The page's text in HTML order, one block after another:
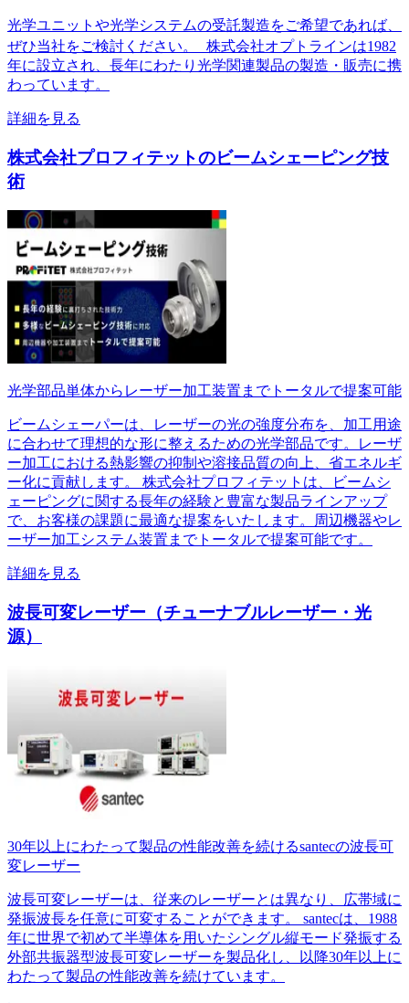
光学ユニットや光学システムの受託製造をご希望であれば、
ぜひ当社をご検討ください。 株式会社オプトラインは1982
年に設立され、長年にわたり光学関連製品の製造・販売に携
わっています。
詳細を見る
株式会社プロフィテットのビームシェーピング技
術
光学部品単体からレーザー加工装置までトータルで提案可能
ビームシェーパーは、レーザーの光の強度分布を、加工用途
に合わせて理想的な形に整えるための光学部品です。レーザ
ー加工における熱影響の抑制や溶接品質の向上、省エネルギ
ー化に貢献します。 株式会社プロフィテットは、ビームシ
ェーピングに関する長年の経験と豊富な製品ラインアップ
で、お客様の課題に最適な提案をいたします。周辺機器やレ
ーザー加工システム装置までトータルで提案可能です。
詳細を見る
波長可変レーザー（チューナブルレーザー・光
源）
30年以上にわたって製品の性能改善を続けるsantecの波長可
変レーザー
波長可変レーザーは、従来のレーザーとは異なり、広帯域に
発振波長を任意に可変することができます。 santecは、1988
年に世界で初めて半導体を用いたシングル縦モード発振する
外部共振器型波長可変レーザーを製品化し、以降30年以上に
わたって製品の性能改善を続けています。